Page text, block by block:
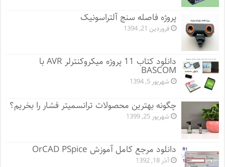
پروژه فاصله سنج آلتراسونیک
فروردین 21, 1394
دانلود کتاب 11 پروژه میکروکنترلر AVR با
BASCOM
شهریور 5, 1394
چگونه بهترین محصولات ترانسمیتر فشار را بخریم؟
شهریور 25, 1399
دانلود مرجع کامل آموزش OrCAD PSpice
آذر 18, 1392